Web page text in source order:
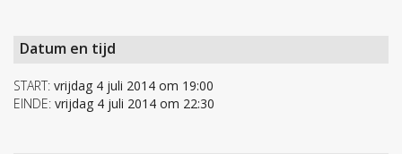
Datum en tijd
START: vrijdag 4 juli 2014 om 19:00
EINDE: vrijdag 4 juli 2014 om 22:30